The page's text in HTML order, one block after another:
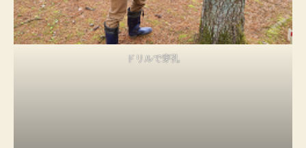
ドリルで穿孔